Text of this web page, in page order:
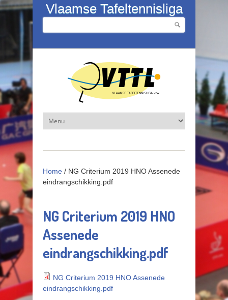
Overslaan en naar de inhoud gaan
Vlaamse Tafeltennisliga
Zoekveld
Home / NG Criterium 2019 HNO Assenede
eindrangschikking.pdf
NG Criterium 2019 HNO
Assenede
eindrangschikking.pdf
NG Criterium 2019 HNO Assenede
eindrangschikking.pdf